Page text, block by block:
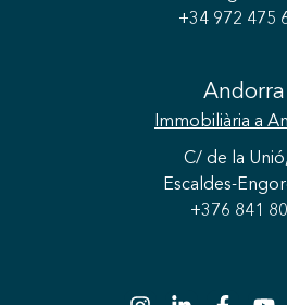
+34 972 475
Andorra
Immobiliària a
C/ de la
Escaldes-
+376 841